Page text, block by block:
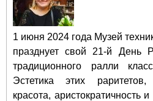
1 июня 2024 года Музей
празднует свой 21-й День
традиционного ралли
Эстетика этих
красота, аристократичность